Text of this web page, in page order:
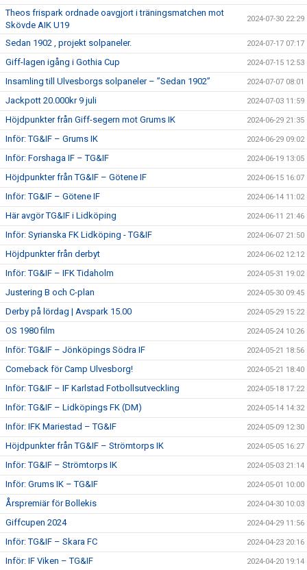
Theos frispark ordnade oavgjort i träningsmatchen mot
Skövde AIK U19
2024-07-30 22:29
Sedan 1902 , projekt solpaneler. 2024-07-17 07:17
Giff-lagen igång i Gothia Cup 2024-07-15 12:53
Insamling till Ulvesborgs solpaneler – ”Sedan 1902” 2024-07-07 08:01
Jackpott 20.000kr 9 juli 2024-07-03 11:59
Höjdpunkter från Giff-segern mot Grums IK 2024-06-29 21:35
Inför: TG&IF – Grums IK 2024-06-29 09:02
Inför: Forshaga IF – TG&IF 2024-06-19 13:05
Höjdpunkter från TG&IF – Götene IF 2024-06-15 16:07
Inför: TG&IF – Götene IF 2024-06-14 11:02
Här avgör TG&IF i Lidköping 2024-06-11 21:46
Inför: Syrianska FK Lidköping - TG&IF 2024-06-07 21:50
Höjdpunkter från derbyt 2024-06-02 12:12
Inför: TG&IF – IFK Tidaholm 2024-05-31 19:02
Justering B och C-plan 2024-05-30 09:45
Derby på lördag | Avspark 15.00 2024-05-29 15:22
OS 1980 film 2024-05-24 10:26
Inför: TG&IF – Jönköpings Södra IF 2024-05-21 18:56
Comeback för Camp Ulvesborg! 2024-05-21 18:40
Inför: TG&IF – IF Karlstad Fotbollsutveckling 2024-05-18 17:22
Inför: TG&IF – Lidköpings FK (DM) 2024-05-14 14:32
Inför: IFK Mariestad – TG&IF 2024-05-09 12:30
Höjdpunkter från TG&IF – Strömtorps IK 2024-05-05 16:27
Inför: TG&IF – Strömtorps IK 2024-05-03 21:14
Inför: Grums IK – TG&IF 2024-05-01 10:00
Årspremiär för Bollekis 2024-04-30 10:03
Giffcupen 2024 2024-04-29 11:56
Inför: TG&IF – Skara FC 2024-04-23 20:16
Inför: IF Viken – TG&IF 2024-04-20 19:14